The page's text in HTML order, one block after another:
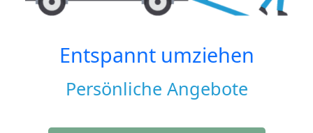
Entspannt umziehen
Persönliche Angebote